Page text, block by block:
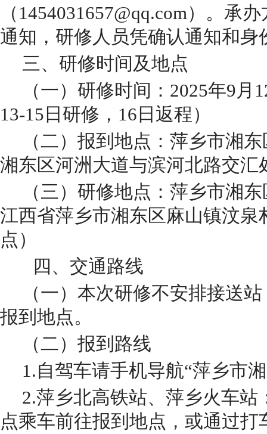
（ 1454031657@qq.com）。承
通知，研修人员凭确认通知和身
三、研修时间及地点
（一）研修时间： 2025年9月
13-15日研修，16日返程）
（二）报到地点： 萍乡市湘
湘东区河洲大道与滨河北路交汇
（三）研修地点： 萍乡市湘
江西省萍乡市湘东区麻山镇汶
点）
四、交通路线
（一）本次研修不安排接送
报到地点。
（二）报到路线
1.自驾车请手机导航“萍乡市
2.萍乡北高铁站、萍乡火车
点乘车前往报到地点，或通过